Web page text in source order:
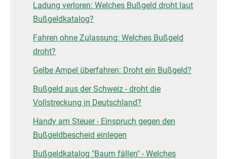
Ladung verloren: Welches Bußgeld droht laut
Bußgeldkatalog?
Fahren ohne Zulassung: Welches Bußgeld
droht?
Gelbe Ampel überfahren: Droht ein Bußgeld?
Bußgeld aus der Schweiz - droht die
Vollstreckung in Deutschland?
Handy am Steuer - Einspruch gegen den
Bußgeldbescheid einlegen
Bußgeldkatalog "Baum fällen" - Welches